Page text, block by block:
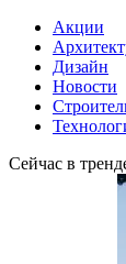
Акции
Дизайн
Новости
Сейчас в